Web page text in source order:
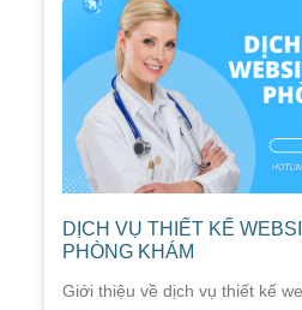
DỊCH VỤ THIẾT KẾ
PHÒNG KHÁM
Giới thiệu về dịch vụ thiết kế